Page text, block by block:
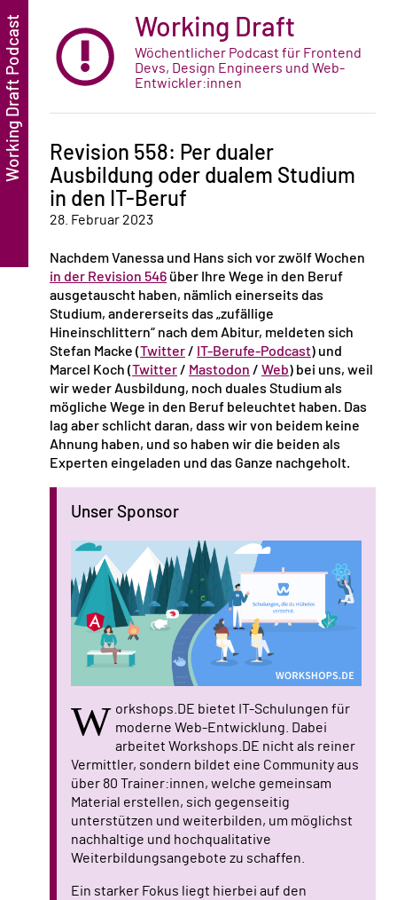
Working Draft
Wöchentlicher Podcast für Frontend
Devs, Design Engineers und Web-
Entwickler:innen
Revision 558: Per dualer
Ausbildung oder dualem Studium
in den IT-Beruf
28. Februar 2023
Nachdem Vanessa und Hans sich vor zwölf Wochen
in der Revision 546 über Ihre Wege in den Beruf
ausgetauscht haben, nämlich einerseits das
Studium, andererseits das „zufällige
Hineinschlittern“ nach dem Abitur, meldeten sich
Stefan Macke (Twitter/ IT-Berufe-Podcast) und
Marcel Koch (Twitter/ Mastodon / Web) bei uns, weil
wir weder Ausbildung, noch duales Studium als
mögliche Wege in den Beruf beleuchtet haben. Das
lag aber schlicht daran, dass wir von beidem keine
Ahnung haben, und so haben wir die beiden als
Experten eingeladen und das Ganze nachgeholt.
Unser Sponsor
W orkshops.DE bietet IT-Schulungen für
moderne Web-Entwicklung. Dabei
arbeitet Workshops.DE nicht als reiner
Vermittler, sondern bildet eine Community aus
über 80 Trainer:innen, welche gemeinsam
Material erstellen, sich gegenseitig
unterstützen und weiterbilden, um möglichst
nachhaltige und hochqualitative
Weiterbildungsangebote zu schaffen.
Ein starker Fokus liegt hierbei auf den